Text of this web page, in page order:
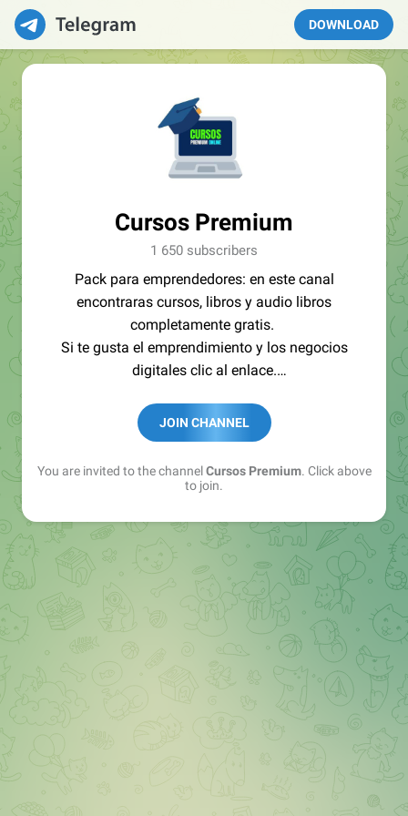
DOWNLOAD
Cursos Premium
1 650 subscribers
Pack para emprendedores: en este canal
encontraras cursos, libros y audio libros
completamente gratis.
Si te gusta el emprendimiento y los negocios
digitales clic al enlace.
Sistemarentable.com
JOIN CHANNEL
You are invited to the channel Cursos Premium. Click above
to join.